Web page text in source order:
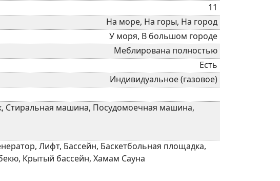
11
На море, На горы, На город
У моря, В большом городе
Меблирована полностью
Есть
Индивидуальное (газовое)
Стиральная машина, Посудомоечная машина,
Лифт, Бассейн, Баскетбольная площадка,
Крытый бассейн, Хамам Сауна